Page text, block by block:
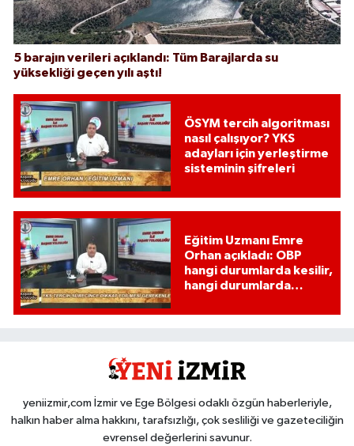
5 barajın verileri açıklandı: Tüm Barajlarda su
yüksekliği geçen yılı aştı!
ÖSYM tercih algoritması
nasıl çalışıyor? YKS
adayları için yerleştirme
sisteminin şifreleri
Eğitim Uzmanı Emre
Orhan açıkladı: OBP
hangi durumlarda kesilir,
hangi durumlarda
yeniizmir,com İzmir ve Ege Bölgesi odaklı özgün haberleriyle,
halkın haber alma hakkını, tarafsızlığı, çok sesliliği ve gazeteciliğin
evrensel değerlerini savunur.